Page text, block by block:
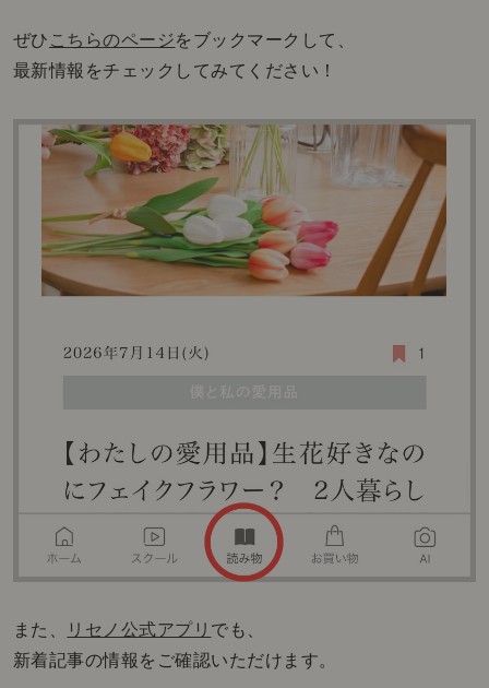
ぜひ こちらのページをブックマークして、
最新情報をチェックしてみてください！
また、 リセノ公式アプリ でも、
新着記事の情報をご確認いただけます。